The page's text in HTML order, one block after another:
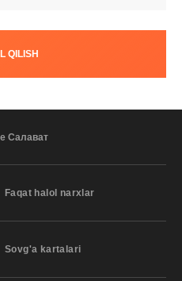
QILISH
Салават
Faqat halol narxlar
Sovg'a kartalari